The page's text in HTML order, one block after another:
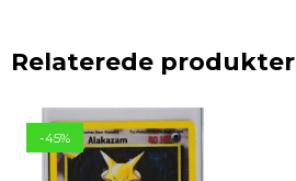
Relaterede produkter
-45%